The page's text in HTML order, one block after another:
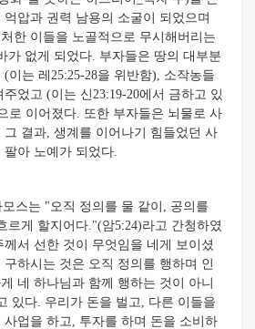
압과 권력 남용의 소굴이 되었으며
한 이들을 노골적으로 무시해버리는
가 없게 되었다. 부자들은 땅의 대부분
이는 레25:25-28을 위반함), 소작농들
었고 (이는 신23:19-20에서 금하고 있
로 이어졌다. 또한 부자들은 뇌물로 사
그 결과, 생계를 이어나기 힘들었던 사
아 노예가 되었다.
스는 "오직 정의를 물 같이, 공의를
르게 할지어다."(암5:24)라고 간청하였
서 선한 것이 무엇임을 네게 보이셨
하시는 것은 오직 정의를 행하며 인
네 하나님과 함께 행하는 것이 아니
있다. 우리가 돈을 벌고, 다른 이들을
사업을 하고, 투자를 하며 돈을 소비하